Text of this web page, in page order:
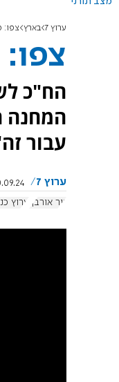
ערוץ 7 בארץ צפו:
צפו:
הח"כ
המחנה
עבור
ערוץ 7
12:15
ניר אורבך
ערוץ